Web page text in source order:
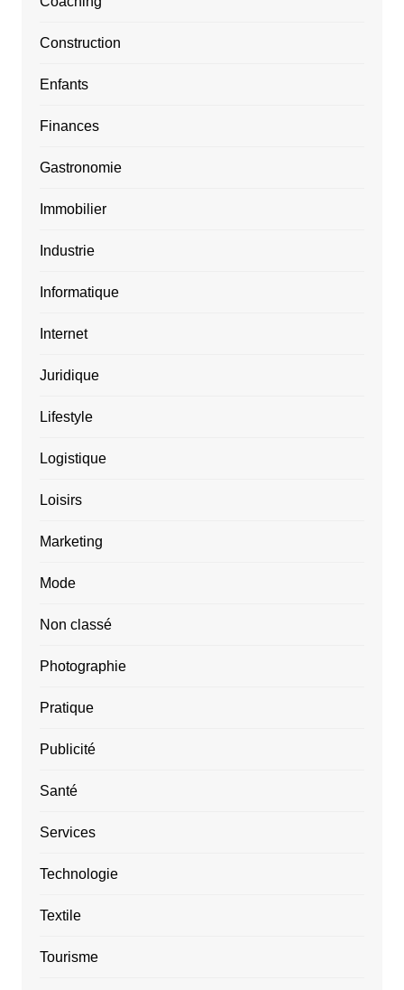
Construction
Enfants
Finances
Gastronomie
Immobilier
Industrie
Informatique
Internet
Juridique
Lifestyle
Logistique
Loisirs
Marketing
Mode
Non classé
Photographie
Pratique
Publicité
Santé
Services
Technologie
Textile
Tourisme